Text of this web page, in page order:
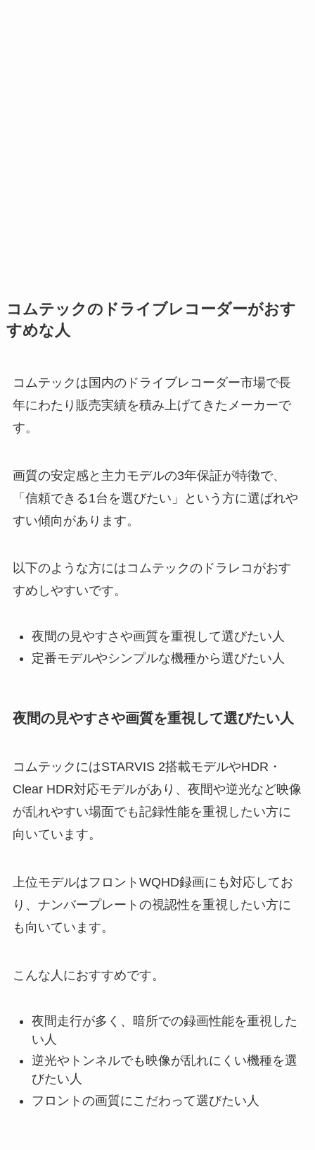
コムテックのドライブレコーダーがおす
すめな人
コムテックは国内のドライブレコーダー市場で長
年にわたり販売実績を積み上げてきたメーカーで
す。
画質の安定感と主力モデルの3年保証が特徴で、
「信頼できる1台を選びたい」という方に選ばれや
すい傾向があります。
以下のような方にはコムテックのドラレコがおす
すめしやすいです。
夜間の見やすさや画質を重視して選びたい人
定番モデルやシンプルな機種から選びたい人
夜間の見やすさや画質を重視して選びたい人
コムテックにはSTARVIS 2搭載モデルやHDR・
Clear HDR対応モデルがあり、夜間や逆光など映像
が乱れやすい場面でも記録性能を重視したい方に
向いています。
上位モデルはフロントWQHD録画にも対応してお
り、ナンバープレートの視認性を重視したい方に
も向いています。
こんな人におすすめです。
夜間走行が多く、暗所での録画性能を重視した
い人
逆光やトンネルでも映像が乱れにくい機種を選
びたい人
フロントの画質にこだわって選びたい人